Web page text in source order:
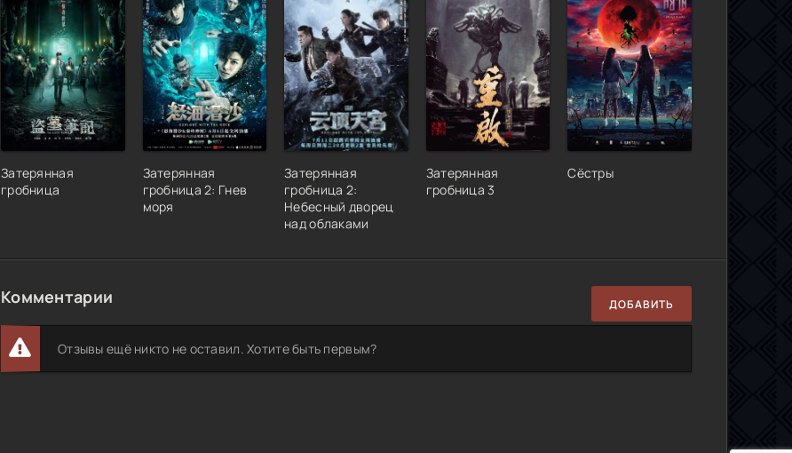
Затерянная
гробница
Затерянная
гробница 2: Гнев
моря
Затерянная
гробница 2:
Небесный дворец
над облаками
Затерянная
гробница 3
Сёстры
Комментарии ДОБАВИТЬ
Отзывы ещё никто не оставил. Хотите быть первым?